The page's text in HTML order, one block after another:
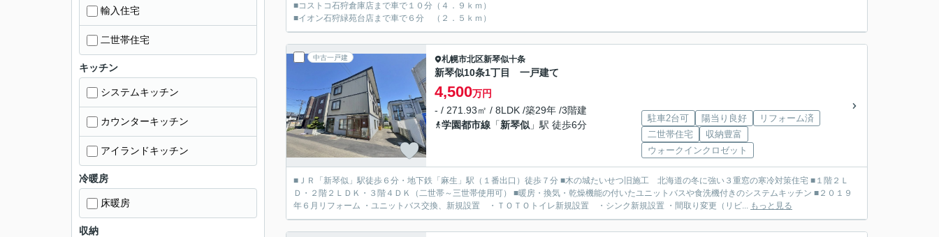
■コストコ石狩倉庫店まで車で１０分（４．９ｋｍ）
■イオン石狩緑苑台店まで車で６分 （２．５ｋｍ）
中古一戸建 札幌市北区新琴似十条
新琴似10条1丁目 一戸建て
4,500万円
- / 271.93㎡ / 8LDK /築29年 /3階建
学園都市線 「新琴似 」駅 徒歩6分
駐車2台可 陽当り良好
リフォーム済
二世帯住宅
収納豊富
ウォークインクロゼット
■ＪＲ「新琴似」駅徒歩６分・地下鉄「麻生」駅（１番出口）徒歩７分 ■木の城たいせつ旧施工 北海道の冬に強い３重窓の寒冷対策住宅 ■１階２Ｌ
Ｄ・２階２ＬＤＫ・３階４ＤＫ（二世帯～三世帯使用可） ■暖房・換気・乾燥機能の付いたユニットバスや食洗機付きのシステムキッチン ■２０１９
年６月リフォーム ・ユニットバス交換、新規設置 ・ＴＯＴＯトイレ新規設置 ・シンク新規設置 ・間取り変更（リビ... もっと見る
輸入住宅
二世帯住宅
キッチン
システムキッチン
カウンターキッチン
アイランドキッチン
冷暖房
床暖房
収納